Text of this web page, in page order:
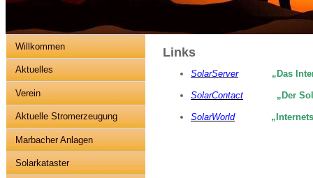
Willkommen
Aktuelles
Verein
Aktuelle Stromerzeugung
Marbacher Anlagen
Solarkataster
Links
SolarServer „Das
SolarContact „Der
SolarWorld